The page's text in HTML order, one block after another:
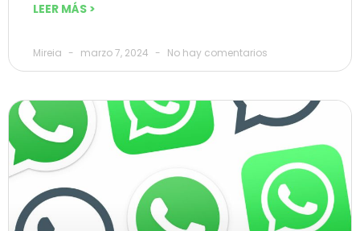
LEER MÁS >
Mireia marzo 7, 2024 No hay comentarios